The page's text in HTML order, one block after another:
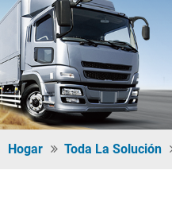
Hogar Toda La Solución